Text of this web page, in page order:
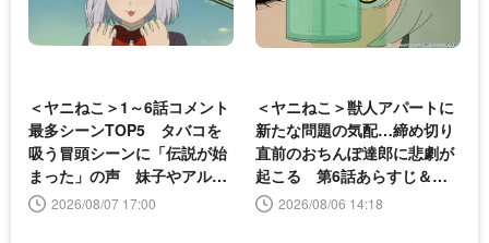
＜ヤニねこ＞1～6話コメント
最多シーンTOP5 タバコを
吸う冒頭シーンに「伝説が始
まった」の声 妹子やアルね
こにも注目が
2026/08/07 17:00
＜ヤニねこ＞獣人アパートに
新たな問題の気配…締め切り
直前のおちんぽ達郎に悲劇が
起こる 第6話あらすじ＆先
行カット公開
2026/08/06 14:18